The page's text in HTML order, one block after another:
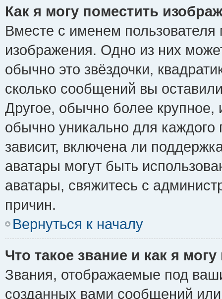
Как я могу поместить
Вместе с именем пользователя
изображения. Одно из них
обычно это звёздочки,
сколько сообщений вы
Другое, обычно более крупное,
обычно уникально для каждого
зависит, включена ли
аватары могут быть
аватары, свяжитесь с
причин.
Вернуться к началу
Что такое звание и как я
Звания, отображаемые под
созданных вами сообщений